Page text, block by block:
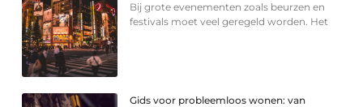
Bij grote evenementen zoals beurzen en
festivals moet veel geregeld worden. Het
Gids voor probleemloos wonen: van